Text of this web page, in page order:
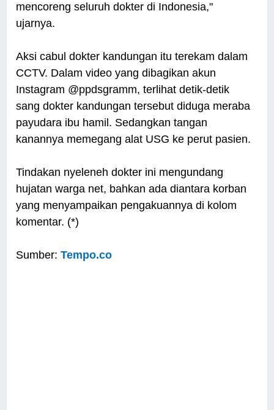
mencoreng seluruh dokter di Indonesia,"
ujarnya.
Aksi cabul dokter kandungan itu terekam dalam
CCTV. Dalam video yang dibagikan akun
Instagram @ppdsgramm, terlihat detik-detik
sang dokter kandungan tersebut diduga meraba
payudara ibu hamil. Sedangkan tangan
kanannya memegang alat USG ke perut pasien.
Tindakan nyeleneh dokter ini mengundang
hujatan warga net, bahkan ada diantara korban
yang menyampaikan pengakuannya di kolom
komentar. (*)
Sumber:Tempo.co